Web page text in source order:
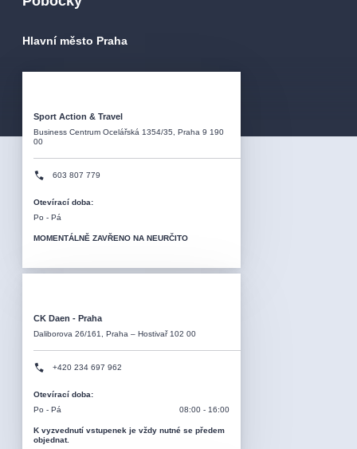
Hlavní město Praha
Sport Action & Travel
Business Centrum Ocelářská 1354/35, Praha 9 190
00
603 807 779
Otevírací doba:
Po - Pá
MOMENTÁLNĚ ZAVŘENO NA NEURČITO
CK Daen - Praha
Daliborova 26/161, Praha – Hostivař 102 00
+420 234 697 962
Otevírací doba:
Po - Pá
08:00 - 16:00
K vyzvednutí vstupenek je vždy nutné se předem
objednat.